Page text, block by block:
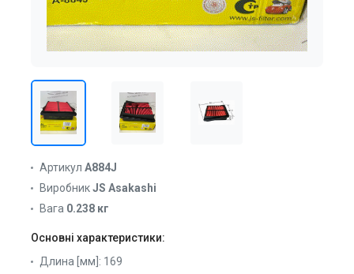
Артикул A884J
ВиробникJS Asakashi
Вага 0.238 кг
Основні характеристики:
Длина [мм]: 169